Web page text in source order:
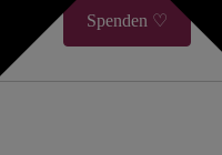
Spenden ♡